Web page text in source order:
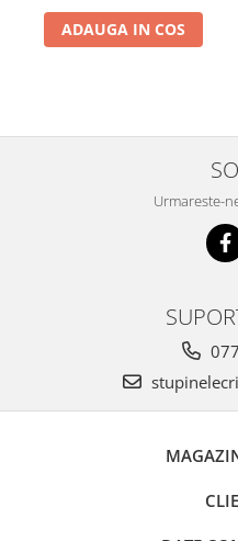
ADAUGA IN COS
Urmareste-